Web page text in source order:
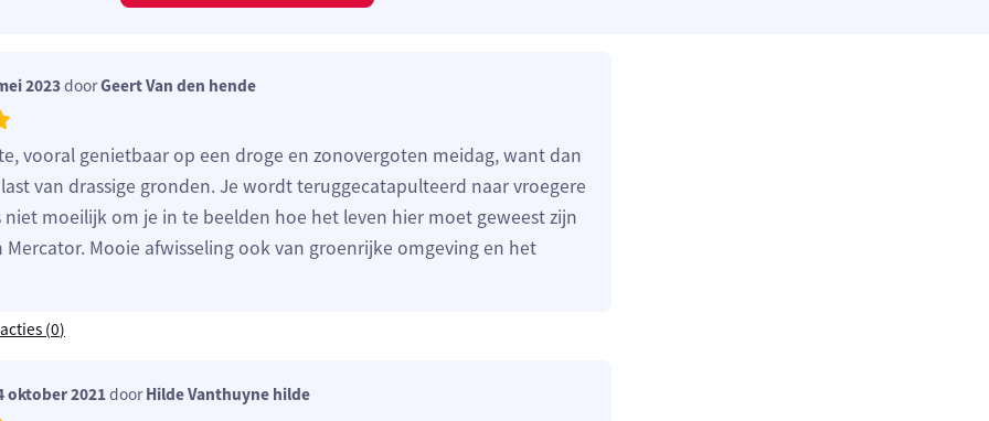
2023doorGeert Van den hende
vooral genietbaar op een droge en zonovergoten meidag, want dan
van drassige gronden. Je wordt teruggecatapulteerd naar vroegere
moeilijk om je in te beelden hoe het leven hier moet geweest zijn
Mooie afwisseling ook van groenrijke omgeving en het
(0)
oktober 2021doorHilde Vanthuyne hilde